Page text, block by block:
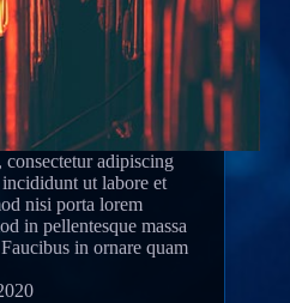
adipiscing
ut labore et
nisi porta lorem
in pellentesque massa
in ornare quam